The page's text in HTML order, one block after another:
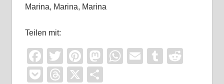
Marina, Marina, Marina
Teilen mit:
Facebook
TwitterPinterest
Mastodon
WhatsApp
EmailTumblr
PocketThreads
X